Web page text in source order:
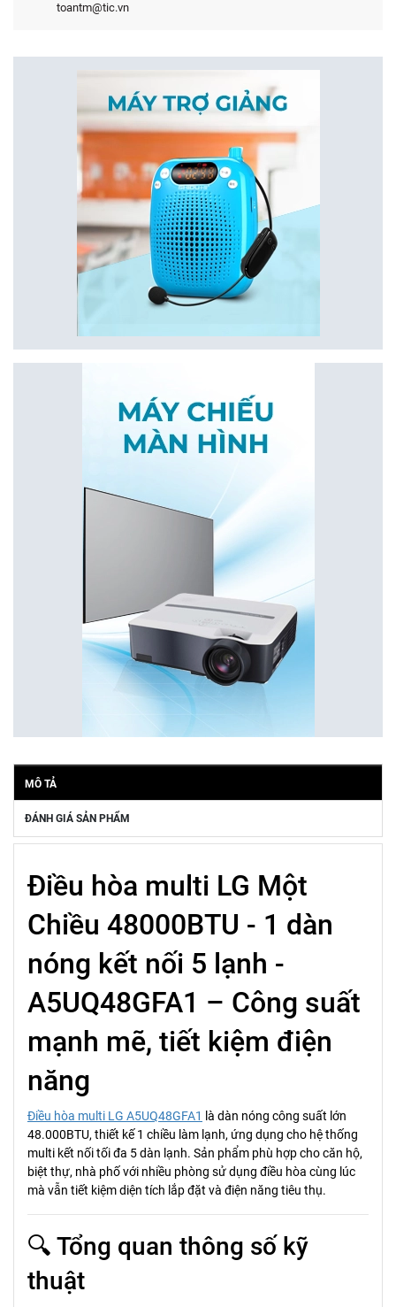
toantm@tic.vn
MÔ TẢ
ĐÁNH GIÁ SẢN PHẨM
Điều hòa multi LG Một
Chiều 48000BTU - 1 dàn
nóng kết nối 5 lạnh -
A5UQ48GFA1 – Công suất
mạnh mẽ, tiết kiệm điện
năng
Điều hòa multi LG A5UQ48GFA1 là dàn nóng công suất lớn
48.000BTU, thiết kế 1 chiều làm lạnh, ứng dụng cho hệ thống
multi kết nối tối đa 5 dàn lạnh. Sản phẩm phù hợp cho căn hộ,
biệt thự, nhà phố với nhiều phòng sử dụng điều hòa cùng lúc
mà vẫn tiết kiệm diện tích lắp đặt và điện năng tiêu thụ.
🔍 Tổng quan thông số kỹ
thuật